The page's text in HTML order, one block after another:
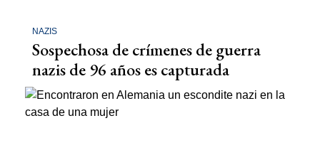
NAZIS
Sospechosa de crímenes de guerra
nazis de 96 años es capturada